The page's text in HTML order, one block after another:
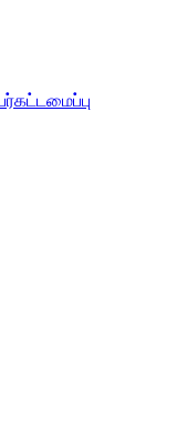
கட்டமைப்பு